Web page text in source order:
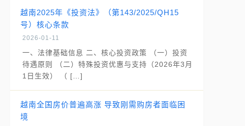
越南2025年《投资法》（第143/2025/QH15
号）核心条款
2026-01-11
一、法律基础信息 二、核心投资政策 （一）投资
待遇原则 （二）特殊投资优惠与支持（2026年3月
1日生效） （ […]
越南全国房价普遍高涨 导致刚需购房者面临困
境